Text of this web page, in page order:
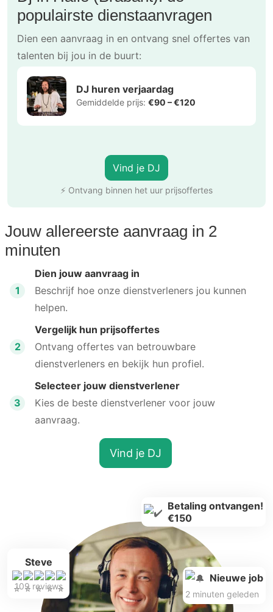
populairste dienstaanvragen
Dien een aanvraag in en ontvang snel offertes van
talenten bij jou in de buurt:
DJ huren verjaardag
Gemiddelde prijs: €90 – €120
Vind je DJ
⚡ Ontvang binnen het uur prijsoffertes
Jouw allereerste aanvraag in 2
minuten
1
Dien jouw aanvraag in
Beschrijf hoe onze dienstverleners jou kunnen
helpen.
2
Vergelijk hun prijsoffertes
Ontvang offertes van betrouwbare
dienstverleners en bekijk hun profiel.
3
Selecteer jouw dienstverlener
Kies de beste dienstverlener voor jouw
aanvraag.
Vind je DJ
Steve
109 reviews
Betaling ontvangen!
€150
Nieuwe job
2 minuten geleden